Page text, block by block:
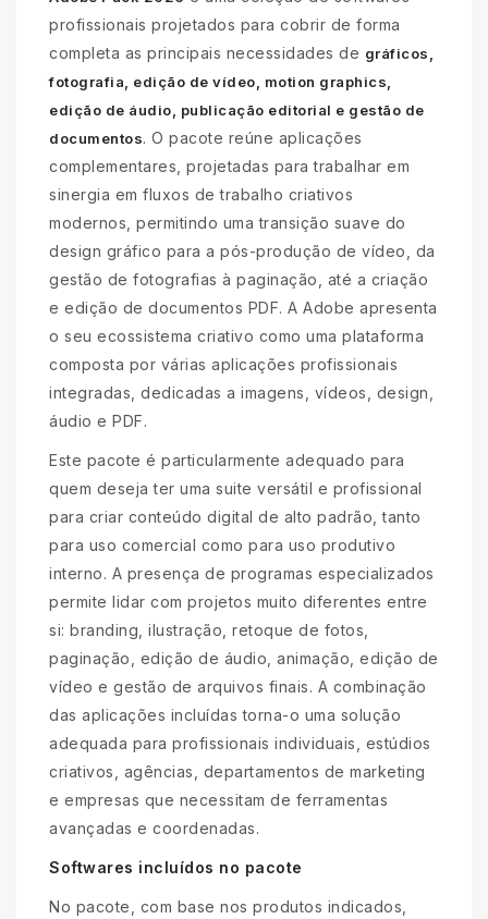
profissionais projetados para cobrir de forma
completa as principais necessidades de gráficos,
fotografia, edição de vídeo, motion graphics,
edição de áudio, publicação editorial e gestão de
documentos. O pacote reúne aplicações
complementares, projetadas para trabalhar em
sinergia em fluxos de trabalho criativos
modernos, permitindo uma transição suave do
design gráfico para a pós-produção de vídeo, da
gestão de fotografias à paginação, até a criação
e edição de documentos PDF. A Adobe apresenta
o seu ecossistema criativo como uma plataforma
composta por várias aplicações profissionais
integradas, dedicadas a imagens, vídeos, design,
áudio e PDF.
Este pacote é particularmente adequado para
quem deseja ter uma suite versátil e profissional
para criar conteúdo digital de alto padrão, tanto
para uso comercial como para uso produtivo
interno. A presença de programas especializados
permite lidar com projetos muito diferentes entre
si: branding, ilustração, retoque de fotos,
paginação, edição de áudio, animação, edição de
vídeo e gestão de arquivos finais. A combinação
das aplicações incluídas torna-o uma solução
adequada para profissionais individuais, estúdios
criativos, agências, departamentos de marketing
e empresas que necessitam de ferramentas
avançadas e coordenadas.
Softwares incluídos no pacote
No pacote, com base nos produtos indicados,